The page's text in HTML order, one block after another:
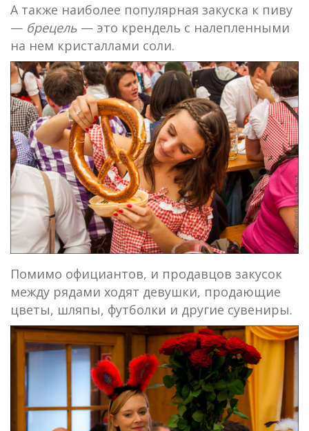
А также наиболее популярная закуска к пиву
— брецель — это крендель с налепленными
на нем кристаллами соли.
Помимо официантов, и продавцов закусок
между рядами ходят девушки, продающие
цветы, шляпы, футболки и другие сувениры.